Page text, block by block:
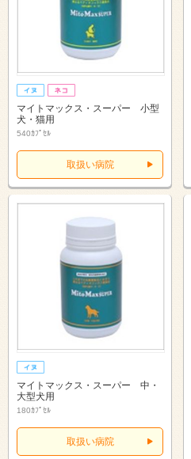
マイトマックス・スーパー 小型
犬・猫用
540ｶﾌﾟｾﾙ
取扱い病院
マイトマックス・スーパー 中・
大型犬用
180ｶﾌﾟｾﾙ
取扱い病院